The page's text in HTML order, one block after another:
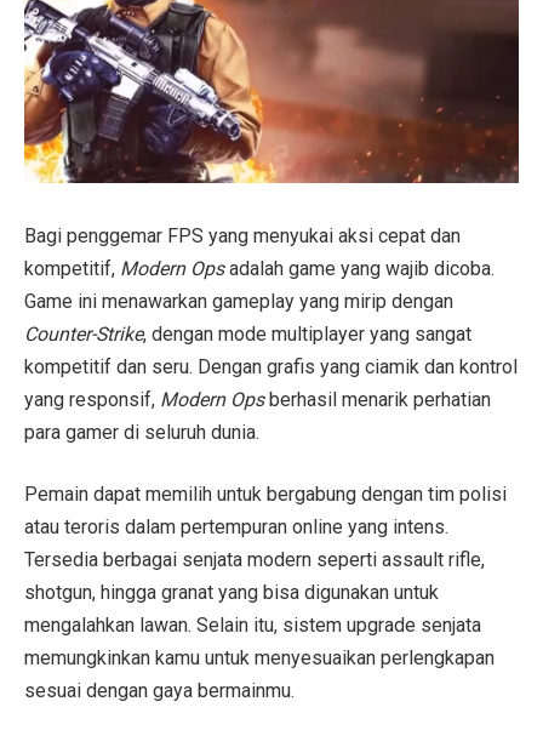
Bagi penggemar FPS yang menyukai aksi cepat dan
kompetitif, Modern Opsadalah game yang wajib dicoba.
Game ini menawarkan gameplay yang mirip dengan
Counter-Strike, dengan mode multiplayer yang sangat
kompetitif dan seru. Dengan grafis yang ciamik dan kontrol
yang responsif, Modern Opsberhasil menarik perhatian
para gamer di seluruh dunia.
Pemain dapat memilih untuk bergabung dengan tim polisi
atau teroris dalam pertempuran online yang intens.
Tersedia berbagai senjata modern seperti assault rifle,
shotgun, hingga granat yang bisa digunakan untuk
mengalahkan lawan. Selain itu, sistem upgrade senjata
memungkinkan kamu untuk menyesuaikan perlengkapan
sesuai dengan gaya bermainmu.